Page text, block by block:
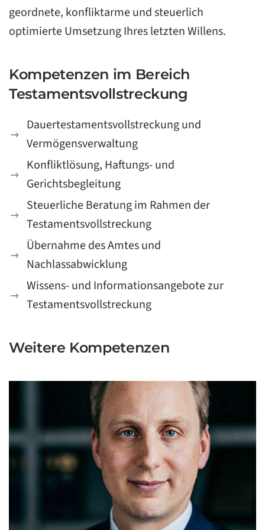
geordnete, konfliktarme und steuerlich
optimierte Umsetzung Ihres letzten Willens.
Kompetenzen im Bereich
Testamentsvollstreckung
Dauertestamentsvollstreckung und
Vermögensverwaltung
Konfliktlösung, Haftungs- und
Gerichtsbegleitung
Steuerliche Beratung im Rahmen der
Testamentsvollstreckung
Übernahme des Amtes und
Nachlassabwicklung
Wissens- und Informationsangebote zur
Testamentsvollstreckung
Weitere Kompetenzen